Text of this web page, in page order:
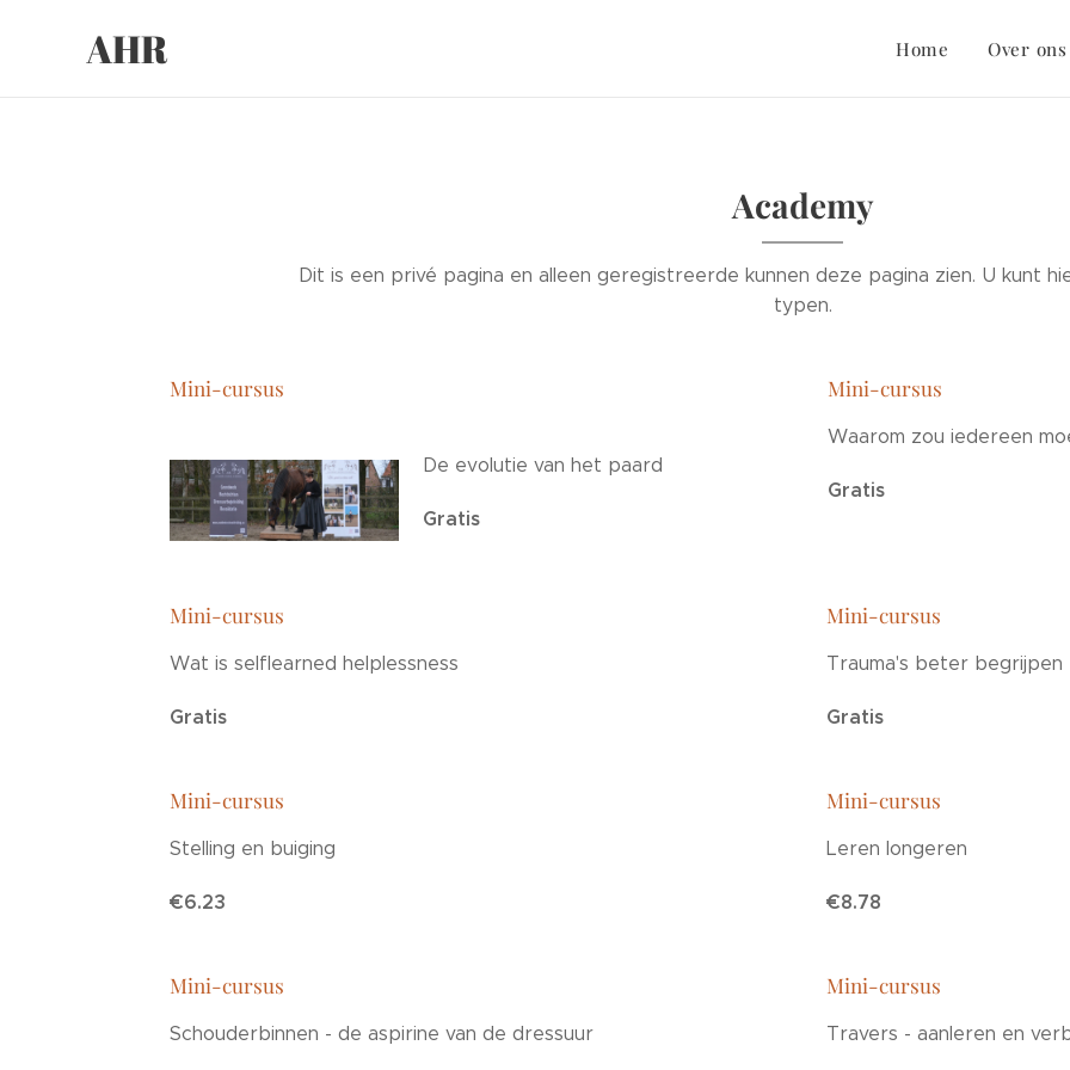
AHR Home Over ons
Academy
Dit is een privé pagina en alleen geregistreerde kunnen deze pagina zien. U kunt
typen.
Mini-cursus
De evolutie van het paard
Gratis
Mini-cursus
Waarom zou iedereen
Gratis
Mini-cursus
Wat is selflearned helplessness
Gratis
Mini-cursus
Trauma's beter begrijpen
Gratis
Mini-cursus
Stelling en buiging
€6.23
Mini-cursus
Leren longeren
€8.78
Mini-cursus
Schouderbinnen - de aspirine van de dressuur
Mini-cursus
Travers - aanleren en